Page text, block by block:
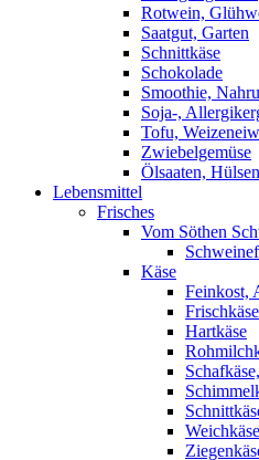
Rotwein,
Saatgut, Garten
Schnittkäse
Schokolade
Smoothie,
Soja-,
Tofu,
Zwiebelgemüse
Ölsaaten,
Lebensmittel
Frisches
Vom Söthen
Käse
Feinkost,
Frischkäse
Hartkäse
Weichkäse